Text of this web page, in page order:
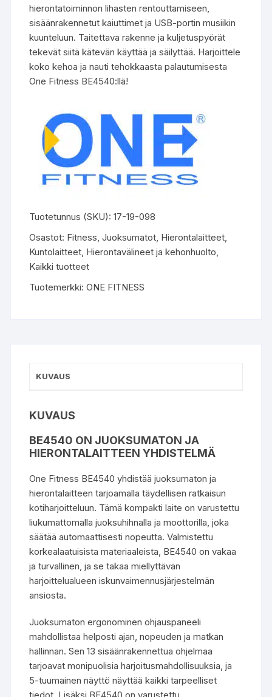
hierontatoiminnon lihasten rentouttamiseen,
sisäänrakennetut kaiuttimet ja USB-portin musiikin
kuunteluun. Taitettava rakenne ja kuljetuspyörät
tekevät siitä kätevän käyttää ja säilyttää. Harjoittele
koko kehoa ja nauti tehokkaasta palautumisesta
One Fitness BE4540:llä!
Tuotetunnus (SKU):17-19-098
Osastot: Fitness ,Juoksumatot Hierontalaitteet
Kuntolaitteet Hierontavälineet ja kehonhuolto
Kaikki tuotteet
Tuotemerkki:ONE FITNESS
KUVAUS
KUVAUS
BE4540 ON JUOKSUMATON JA
HIERONTALAITTEEN YHDISTELMÄ
One Fitness BE4540 yhdistää juoksumaton ja
hierontalaitteen tarjoamalla täydellisen ratkaisun
kotiharjoitteluun. Tämä kompakti laite on varustettu
liukumattomalla juoksuhihnalla ja moottorilla, joka
säätää automaattisesti nopeutta. Valmistettu
korkealaatuisista materiaaleista, BE4540 on vakaa
ja turvallinen, ja se takaa miellyttävän
harjoittelualueen iskunvaimennusjärjestelmän
ansiosta.
Juoksumaton ergonominen ohjauspaneeli
mahdollistaa helposti ajan, nopeuden ja matkan
hallinnan. Sen 13 sisäänrakennettua ohjelmaa
tarjoavat monipuolisia harjoitusmahdollisuuksia, ja
5-tuumainen näyttö näyttää kaikki tarpeelliset